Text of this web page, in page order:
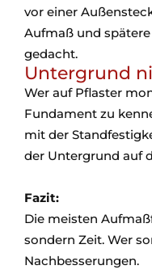
vor einer
Aufmaß und
gedacht.
Untergrund
Wer auf Pflaster
Fundament zu
mit der
der Untergrund auf
Fazit:
Die meisten
sondern Zeit. Wer
Nachbesserungen.